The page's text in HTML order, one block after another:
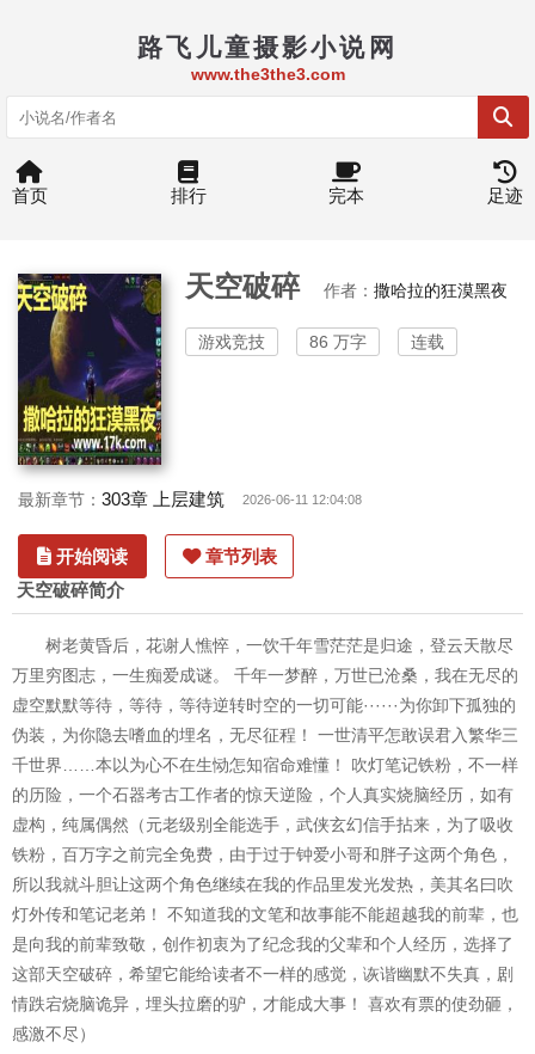
路飞儿童摄影小说网
www.the3the3.com
首页 排行 完本 足迹
天空破碎 作者： 撒哈拉的狂漠黑夜
游戏竞技 86 万字 连载
最新章节： 303章 上层建筑 2026-06-11 12:04:08
开始阅读 章节列表
天空破碎简介
树老黄昏后，花谢人憔悴，一饮千年雪茫茫是归途，登云天散尽
万里穷图志，一生痴爱成谜。 千年一梦醉，万世已沧桑，我在无尽的
虚空默默等待，等待，等待逆转时空的一切可能······为你卸下孤独的
伪装，为你隐去嗜血的埋名，无尽征程！ 一世清平怎敢误君入繁华三
千世界……本以为心不在生恸怎知宿命难懂！ 吹灯笔记铁粉，不一样
的历险，一个石器考古工作者的惊天逆险，个人真实烧脑经历，如有
虚构，纯属偶然（元老级别全能选手，武侠玄幻信手拈来，为了吸收
铁粉，百万字之前完全免费，由于过于钟爱小哥和胖子这两个角色，
所以我就斗胆让这两个角色继续在我的作品里发光发热，美其名曰吹
灯外传和笔记老弟！ 不知道我的文笔和故事能不能超越我的前辈，也
是向我的前辈致敬，创作初衷为了纪念我的父辈和个人经历，选择了
这部天空破碎，希望它能给读者不一样的感觉，诙谐幽默不失真，剧
情跌宕烧脑诡异，埋头拉磨的驴，才能成大事！ 喜欢有票的使劲砸，
感激不尽）